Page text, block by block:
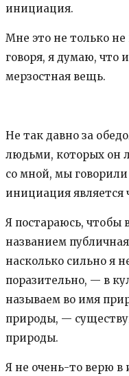
инициация.
Мне это не только не
говоря, я думаю, что
мерзостная вещь.
Не так давно за
людьми, которых он
со мной, мы
инициация является
Я постараюсь, чтобы
названием
насколько сильно я
поразительно, — в
называем во имя
природы, —
природы.
Я не очень-то верю